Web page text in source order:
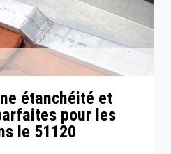
étanchéité et
pour les
le 51120